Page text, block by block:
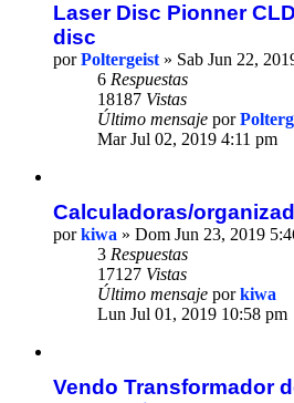
Laser Disc Pionner
disc
porPoltergeist » Sab Jun 22,
6 Respuestas
18187 Vistas
Último mensaje por
Mar Jul 02, 2019 4:11 pm
Calculadoras/
porkiwa » Dom Jun 23, 2019
3 Respuestas
17127 Vistas
Último mensaje porkiwa
Lun Jul 01, 2019 10:58 pm
Vendo Transformador